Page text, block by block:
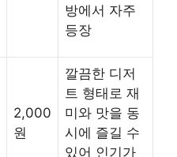
방에서 자주
등장
2,000
원
깔끔한 디저
트 형태로 재
미와 맛을 동
시에 즐길 수
있어 인기가